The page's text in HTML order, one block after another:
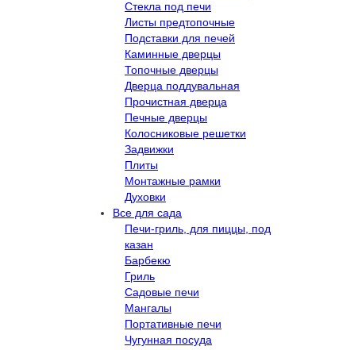
Стекла под печи
Листы предтопочные
Подставки для печей
Каминные дверцы
Топочные дверцы
Дверца поддувальная
Прочистная дверца
Печные дверцы
Колосниковые решетки
Задвижки
Плиты
Монтажные рамки
Духовки
Все для сада
Печи-гриль, для пиццы, под
казан
Барбекю
Гриль
Садовые печи
Мангалы
Портативные печи
Чугунная посуда